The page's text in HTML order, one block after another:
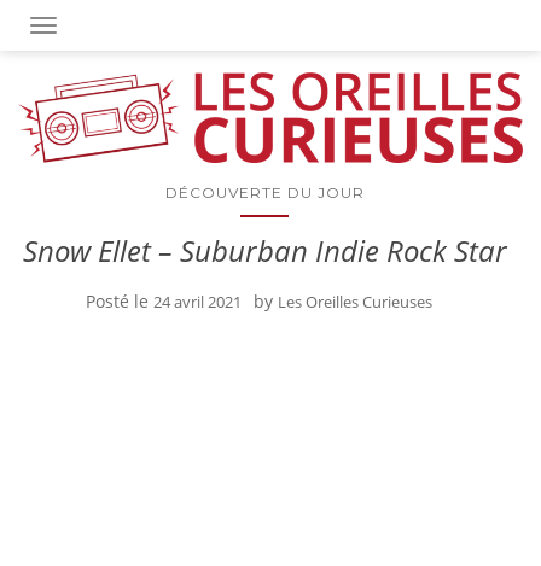
OUVRIR/FERMER LA NAVIGATION
DÉCOUVERTE DU JOUR
Snow Ellet – Suburban Indie Rock Star
Posté le 24 avril 2021 by Les Oreilles Curieuses